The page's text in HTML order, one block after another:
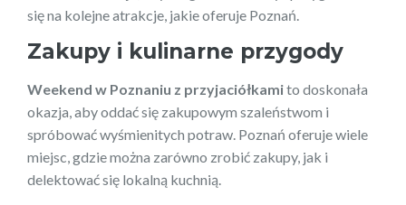
się na kolejne atrakcje, jakie oferuje Poznań.
Zakupy i kulinarne przygody
Weekend w Poznaniu z przyjaciółkamito doskonała
okazja, aby oddać się zakupowym szaleństwom i
spróbować wyśmienitych potraw. Poznań oferuje wiele
miejsc, gdzie można zarówno zrobić zakupy, jak i
delektować się lokalną kuchnią.